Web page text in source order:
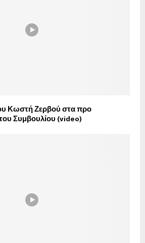
Κωστή Ζερβού στα προ
Συμβουλίου (video)